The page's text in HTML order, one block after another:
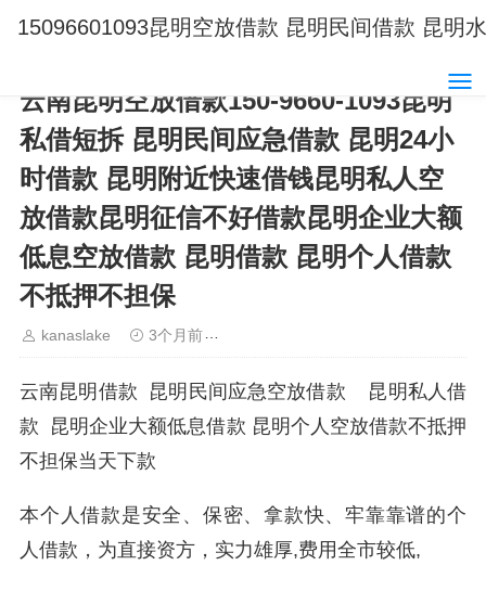
15096601093昆明空放借款 昆明民间借款 昆明
云南昆明空放借款150-9660-1093昆明
私借短拆 昆明民间应急借款 昆明24小
时借款 昆明附近快速借钱昆明私人空
放借款昆明征信不好借款昆明企业大额
低息空放借款 昆明借款 昆明个人借款
不抵押不担保
kanaslake 3个月前
云南昆明借款 昆明民间应急空放借款 昆明私人借
款 昆明企业大额低息借款 昆明个人空放借款不抵押
不担保当天下款
本个人借款是安全、保密、拿款快、牢靠靠谱的个
人借款，为直接资方，实力雄厚,费用全市较低,